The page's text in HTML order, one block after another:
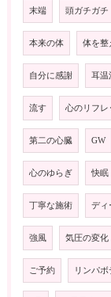
末端 頭ガチガチ
本来の体 体を整
自分に感謝 耳温
流す 心のリフレ
第二の心臓 GW
心のゆらぎ 快眠
丁寧な施術 ディ
強風 気圧の変化
ご予約 リンパボ